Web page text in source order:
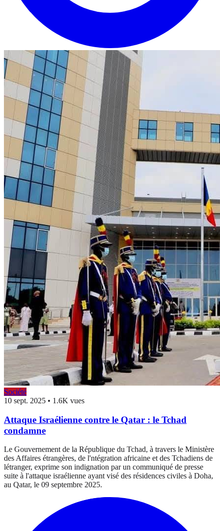
Société
10 sept. 2025 • 1.6K vues
Attaque Israélienne contre le Qatar : le Tchad
condamne
Le Gouvernement de la République du Tchad, à travers le Ministère
des Affaires étrangères, de l'ntégration africaine et des Tchadiens de
létranger, exprime son indignation par un communiqué de presse
suite à l'attaque israélienne ayant visé des résidences civiles à Doha,
au Qatar, le 09 septembre 2025.